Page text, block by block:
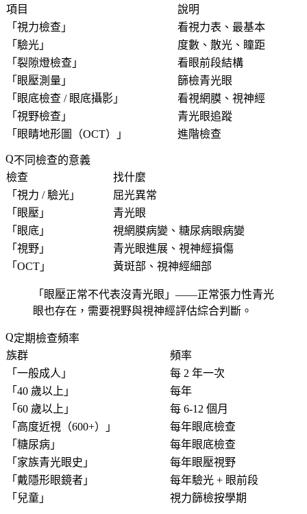
項目
說明
「 視力檢查 」
看視力表、最基本
「 驗光 」
度數、散光、瞳距
「 裂隙燈檢查 」
看眼前段結構
「 眼壓測量 」
篩檢青光眼
「 眼底檢查 / 眼底攝影 」
看視網膜、視神經
「 視野檢查 」
青光眼追蹤
「 眼睛地形圖（OCT） 」 進階檢查
不同檢查的意義
檢查
找什麼
「 視力 / 驗光 」
屈光異常
「 眼壓 」
青光眼
「 眼底 」
視網膜病變、糖尿病眼病變
「 視野 」
青光眼進展、視神經損傷
「 OCT 」 黃斑部、視神經細部
「 眼壓正常不代表沒青光眼 」——正常張力性青光
眼也存在，需要視野與視神經評估綜合判斷。
定期檢查頻率
族群
頻率
「 一般成人 」
每 2 年一次
「 40 歲以上 」
每年
「 60 歲以上 」
每 6-12 個月
「 高度近視（600+） 」
每年眼底檢查
「 糖尿病 」
每年眼底檢查
「 家族青光眼史 」
每年眼壓視野
「 戴隱形眼鏡者 」
每年驗光 + 眼前段
「 兒童 」 視力篩檢按學期